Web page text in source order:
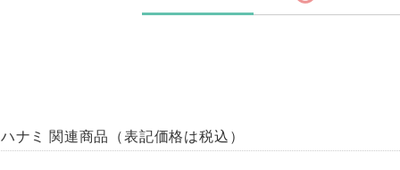
ナミ 関連商品（表記価格は税込）